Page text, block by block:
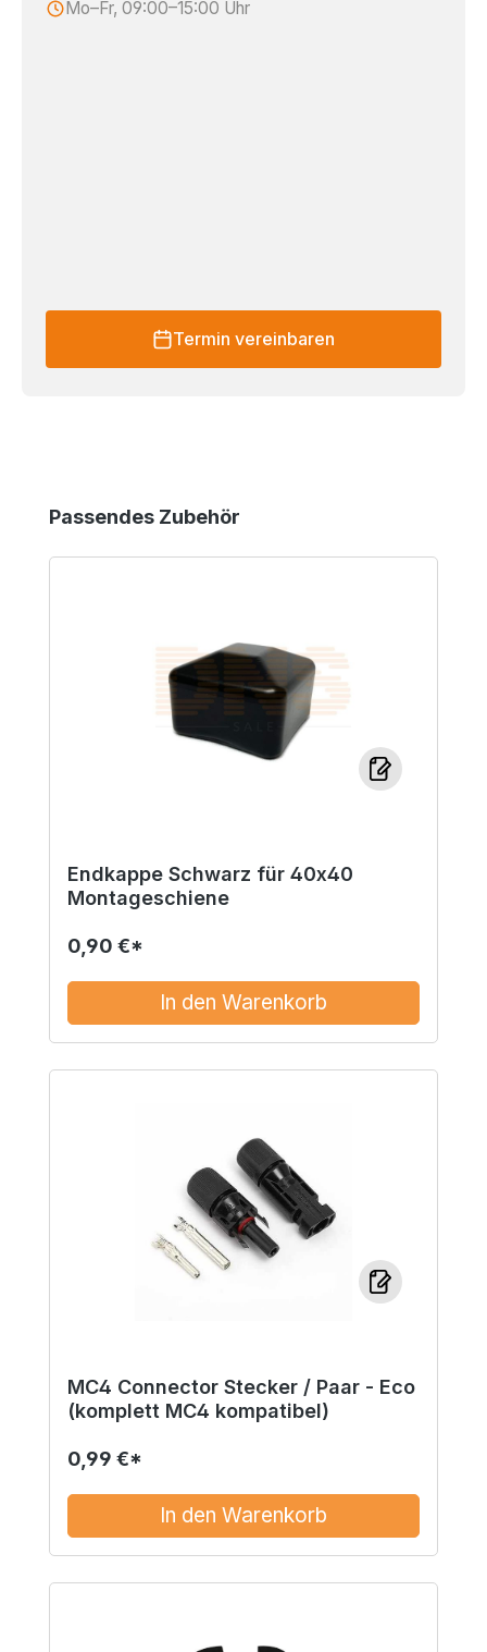
Mo–Fr, 09:00–15:00 Uhr
Termin vereinbaren
Produktgalerie überspringen
Passendes Zubehör
Endkappe Schwarz für 40x40
Montageschiene
0,90 €*
In den Warenkorb
MC4 Connector Stecker / Paar - Eco
(komplett MC4 kompatibel)
0,99 €*
In den Warenkorb